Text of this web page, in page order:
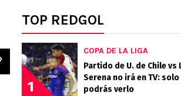
TOP REDGOL
1
COPA DE LA LIGA
Partido de U. de Chile vs
Serena no irá en TV:
podrás verlo